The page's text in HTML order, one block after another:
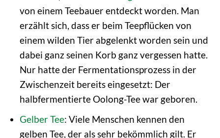
von einem Teebauer entdeckt worden. Man
erzählt sich, dass er beim Teepflücken von
einem wilden Tier abgelenkt worden sein und
dabei ganz seinen Korb ganz vergessen hatte.
Nur hatte der Fermentationsprozess in der
Zwischenzeit bereits eingesetzt: Der
halbfermentierte Oolong-Tee war geboren.
Gelber Tee: Viele Menschen kennen den
gelben Tee, der als sehr bekömmlich gilt. Er